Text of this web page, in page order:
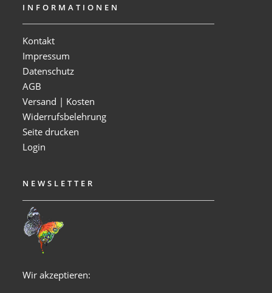
INFORMATIONEN
Kontakt
Impressum
Datenschutz
AGB
Versand | Kosten
Widerrufsbelehrung
Seite drucken
Login
NEWSLETTER
Wir akzeptieren: